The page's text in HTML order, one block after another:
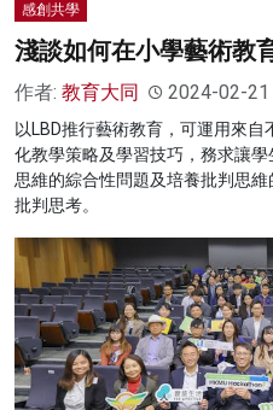
感創共學
淺談如何在小學藝術教
作者: 教育大同 2024-02-21
以LBD推行藝術教育，可運用來
化教學策略及學習技巧，務求讓
思維的綜合性問題及培養批判思
批判思考。